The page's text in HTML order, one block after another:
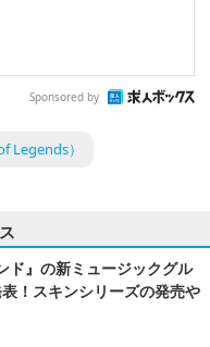
Sponsored by
Legends）
ド』の新ミュージックグル
！スキンシリーズの発売や